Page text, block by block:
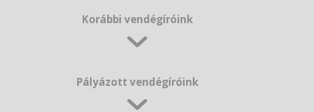
Korábbi vendégíróink
Pályázott vendégíróink